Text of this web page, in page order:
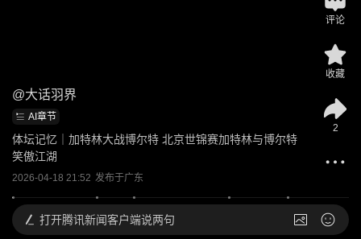
@大话羽界
AI章节
体坛记忆｜加特林大战博尔特 北京世锦赛加特林与博尔特
笑傲江湖
2026-04-18 21:52 发布于广东
评论
收藏
2
打开腾讯新闻客户端说两句